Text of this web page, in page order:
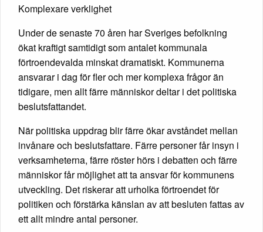
Komplexare verklighet
Under de senaste 70 åren har Sveriges befolkning
ökat kraftigt samtidigt som antalet kommunala
förtroendevalda minskat dramatiskt. Kommunerna
ansvarar i dag för fler och mer komplexa frågor än
tidigare, men allt färre människor deltar i det politiska
beslutsfattandet.
När politiska uppdrag blir färre ökar avståndet mellan
invånare och beslutsfattare. Färre personer får insyn i
verksamheterna, färre röster hörs i debatten och färre
människor får möjlighet att ta ansvar för kommunens
utveckling. Det riskerar att urholka förtroendet för
politiken och förstärka känslan av att besluten fattas av
ett allt mindre antal personer.